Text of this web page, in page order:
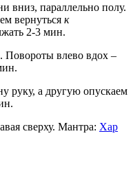
вниз, параллельно полу.
вернуться к
2-3 мин.
Повороты влево вдох –
руку, а другую опускаем
сверху. Мантра: Хар